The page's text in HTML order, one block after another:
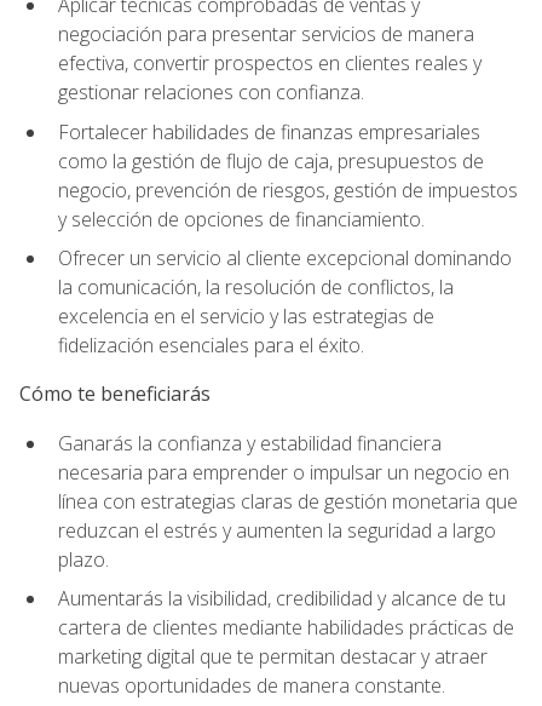
negociación para presentar servicios de manera
efectiva, convertir prospectos en clientes reales y
gestionar relaciones con confianza.
Fortalecer habilidades de finanzas empresariales
como la gestión de flujo de caja, presupuestos de
negocio, prevención de riesgos, gestión de impuestos
y selección de opciones de financiamiento.
Ofrecer un servicio al cliente excepcional dominando
la comunicación, la resolución de conflictos, la
excelencia en el servicio y las estrategias de
fidelización esenciales para el éxito.
Cómo te beneficiarás
Ganarás la confianza y estabilidad financiera
necesaria para emprender o impulsar un negocio en
línea con estrategias claras de gestión monetaria que
reduzcan el estrés y aumenten la seguridad a largo
plazo.
Aumentarás la visibilidad, credibilidad y alcance de tu
cartera de clientes mediante habilidades prácticas de
marketing digital que te permitan destacar y atraer
nuevas oportunidades de manera constante.